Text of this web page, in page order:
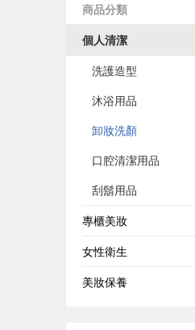
商品分類
個人清潔
洗護造型
沐浴用品
卸妝洗顏
口腔清潔用品
刮鬍用品
專櫃美妝
女性衛生
美妝保養